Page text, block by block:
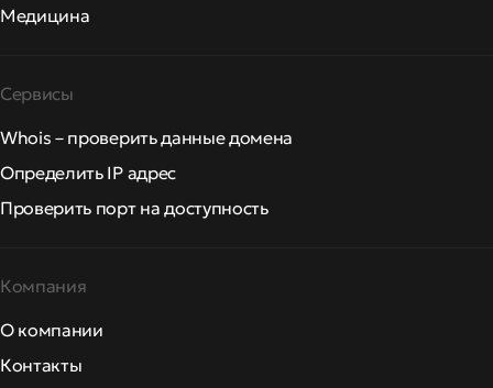
Медицина
Сервисы
Whois – проверить данные домена
Определить IP адрес
Проверить порт на доступность
Компания
О компании
Контакты